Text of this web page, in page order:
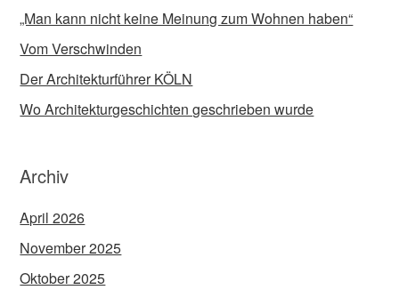
„Man kann nicht keine Meinung zum Wohnen haben“
Vom Verschwinden
Der Architekturführer KÖLN
Wo Architekturgeschichten geschrieben wurde
Archiv
April 2026
November 2025
Oktober 2025